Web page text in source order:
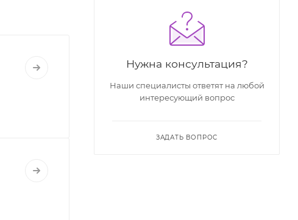
Нужна консультация?
Наши специалисты ответят на любой
интересующий вопрос
ЗАДАТЬ ВОПРОС